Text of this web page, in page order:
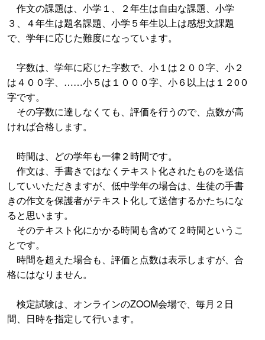
作文の課題は、小学１、２年生は自由な課題、小学
３、４年生は題名課題、小学５年生以上は感想文課題
で、学年に応じた難度になっています。
字数は、学年に応じた字数で、小１は２００字、小２
は４００字、……小５は１０００字、小６以上は１２0０
字です。
その字数に達しなくても、評価を行うので、点数が高
ければ合格します。
時間は、どの学年も一律２時間です。
作文は、手書きではなくテキスト化されたものを送信
していいただきますが、低中学年の場合は、生徒の手書
きの作文を保護者がテキスト化して送信するかたちにな
ると思います。
そのテキスト化にかかる時間も含めて２時間というこ
とです。
時間を超えた場合も、評価と点数は表示しますが、合
格にはなりません。
検定試験は、オンラインのZOOM会場で、毎月２日
間、日時を指定して行います。